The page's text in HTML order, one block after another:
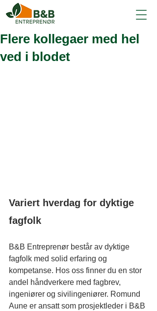
Flere kollegaer med hel
ved i blodet
Variert hverdag for dyktige
fagfolk
B&B Entreprenør består av dyktige
fagfolk med solid erfaring og
kompetanse. Hos oss finner du en stor
andel håndverkere med fagbrev,
ingeniører og sivilingeniører. Romund
Aune er ansatt som prosjektleder i B&B